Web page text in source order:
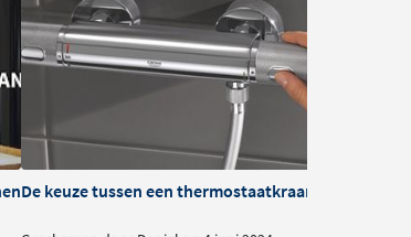
De keuze tussen een thermostaatkraan of